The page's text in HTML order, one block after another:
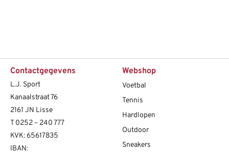
Contactgegevens
L.J. Sport
Kanaalstraat 76
2161 JN Lisse
T 0252 – 240 777
KVK: 65617835
IBAN:
Webshop
Voetbal
Tennis
Hardlopen
Outdoor
Sneakers